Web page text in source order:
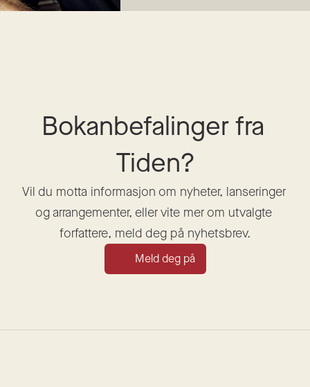
Bokanbefalinger fra
Tiden?
Vil du motta informasjon om nyheter, lanseringer
og arrangementer, eller vite mer om utvalgte
forfattere, meld deg på nyhetsbrev.
Meld deg på